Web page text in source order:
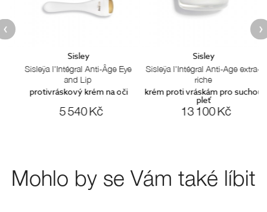
Sisley
Sisleÿa l'Intégral Anti-Âge Eye
and Lip
protivráskový krém na oči
5 540 Kč
Sisley
Sisleÿa l'Intégral Anti-Age extra-
riche
krém proti vráskám pro suchou
pleť
13 100 Kč
Mohlo by se Vám také líbit